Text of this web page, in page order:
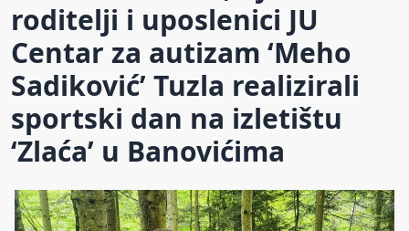
roditelji i uposlenici JU
Centar za autizam ‘Meho
Sadiković’ Tuzla realizirali
sportski dan na izletištu
‘Zlaća’ u Banovićima